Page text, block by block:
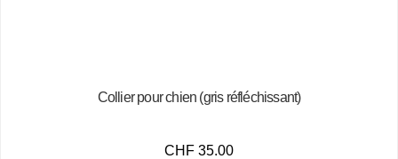
Collier pour chien (gris réfléchissant)
CHF 35.00